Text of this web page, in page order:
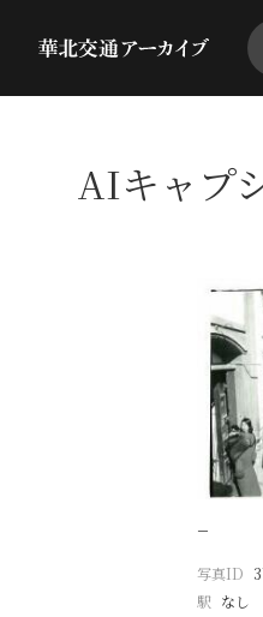
AIキャプ
−
写真ID
駅 なし